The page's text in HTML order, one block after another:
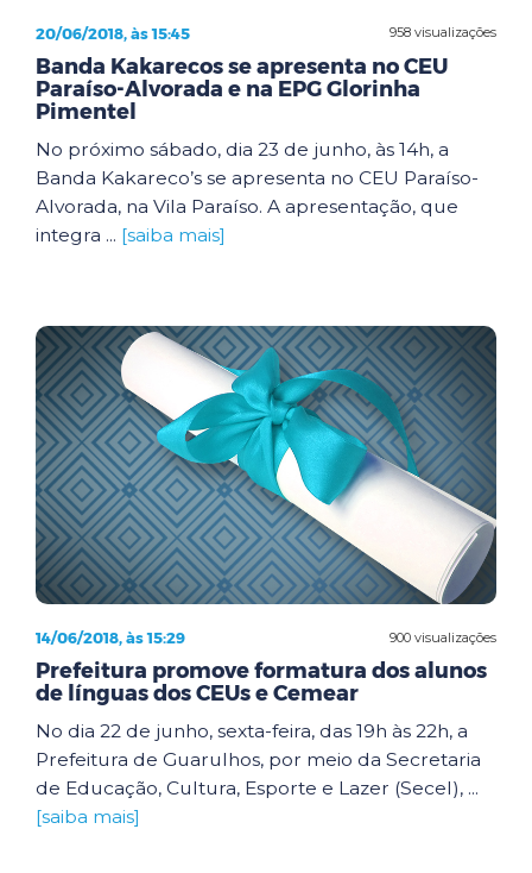
958 visualizações
20/06/2018, às 15:45
Banda Kakarecos se apresenta no CEU
Paraíso-Alvorada e na EPG Glorinha
Pimentel
No próximo sábado, dia 23 de junho, às 14h, a
Banda Kakareco’s se apresenta no CEU Paraíso-
Alvorada, na Vila Paraíso. A apresentação, que
integra ... [saiba mais]
900 visualizações
14/06/2018, às 15:29
Prefeitura promove formatura dos alunos
de línguas dos CEUs e Cemear
No dia 22 de junho, sexta-feira, das 19h às 22h, a
Prefeitura de Guarulhos, por meio da Secretaria
de Educação, Cultura, Esporte e Lazer (Secel), ...
[saiba mais]